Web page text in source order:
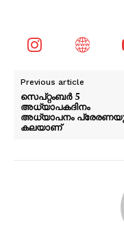
Previous article
സെപ്റ്റംബര്‍ 5
അധ്യാപകദിനം
അധ്യാപനം
കലയാണ്